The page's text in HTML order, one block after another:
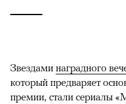
Звездами наградного
который предваряет
премии, стали сериалы